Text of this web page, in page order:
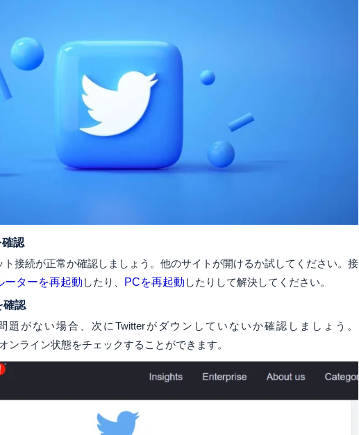
認
ト接続が正常か確認しましょう。他のサイトが開けるか試してください。接
ーターを再起動 したり、 PCを再起動 したりして解決してください。
確認
題がない場合、次にTwitterがダウンしていないか確認しましょう。
ンライン状態をチェックすることができます。